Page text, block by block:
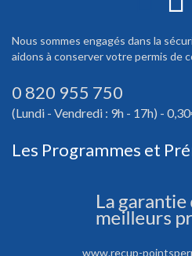
Nous sommes engagés dans la
aidons à conserver votre permis de
0 820 955 750
(Lundi - Vendredi : 9h - 17h) -
Les Programmes et
www.recup-